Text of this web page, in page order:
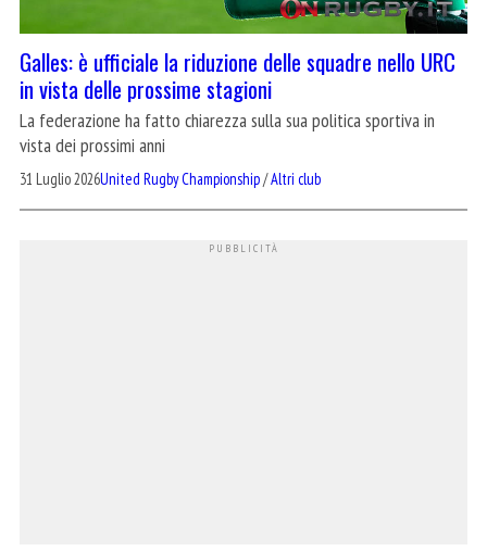
Galles: è ufficiale la riduzione delle squadre nello URC
in vista delle prossime stagioni
La federazione ha fatto chiarezza sulla sua politica sportiva in
vista dei prossimi anni
31 Luglio 2026United Rugby Championship/Altri club